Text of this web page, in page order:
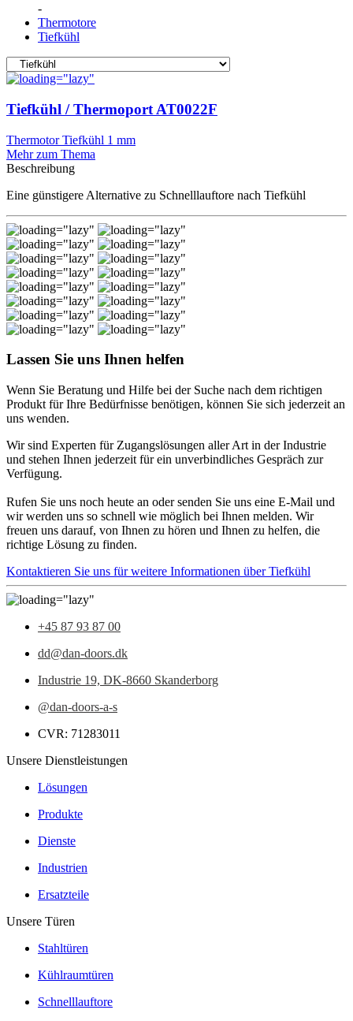
Thermotore
Tiefkühl
Tiefkühl / Thermoport AT0022F
Thermotor Tiefkühl 1 mm
Mehr zum Thema
Beschreibung
Eine günstigere Alternative zu Schnelllauftore nach Tiefkühl
Lassen Sie uns Ihnen helfen
Wenn Sie Beratung und Hilfe bei der Suche nach dem richtigen
Produkt für Ihre Bedürfnisse benötigen, können Sie sich jederzeit an
uns wenden.
Wir sind Experten für Zugangslösungen aller Art in der Industrie
und stehen Ihnen jederzeit für ein unverbindliches Gespräch zur
Verfügung.
Rufen Sie uns noch heute an oder senden Sie uns eine E-Mail und
wir werden uns so schnell wie möglich bei Ihnen melden. Wir
freuen uns darauf, von Ihnen zu hören und Ihnen zu helfen, die
richtige Lösung zu finden.
Kontaktieren Sie uns für weitere Informationen über Tiefkühl
+45 87 93 87 00
dd@dan-doors.dk
Industrie 19, DK-8660 Skanderborg
@dan-doors-a-s
CVR: 71283011
Unsere Dienstleistungen
Lösungen
Produkte
Dienste
Industrien
Ersatzteile
Unsere Türen
Stahltüren
Kühlraumtüren
Schnelllauftore